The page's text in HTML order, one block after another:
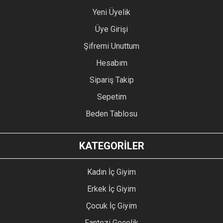
Yeni Üyelik
Üye Girişi
Şifremi Unuttum
Hesabım
Sipariş Takip
Sepetim
Beden Tablosu
KATEGORİLER
Kadın İç Giyim
Erkek İç Giyim
Çocuk İç Giyim